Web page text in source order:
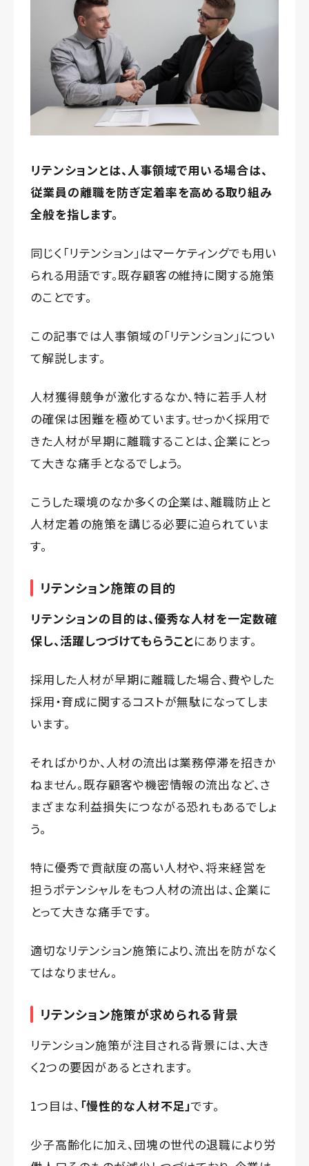
リテンションとは、人事領域で用いる場合は、
従業員の離職を防ぎ定着率を高める取り組み
全般を指します。
同じく「リテンション」はマーケティングでも用い
られる用語です。既存顧客の維持に関する施策
のことです。
この記事では人事領域の「リテンション」につい
て解説します。
人材獲得競争が激化するなか、特に若手人材
の確保は困難を極めています。せっかく採用で
きた人材が早期に離職することは、企業にとっ
て大きな痛手となるでしょう。
こうした環境のなか多くの企業は、離職防止と
人材定着の施策を講じる必要に迫られていま
す。
リテンション施策の目的
リテンションの目的は、優秀な人材を一定数確
保し、活躍しつづけてもらうことにあります。
採用した人材が早期に離職した場合、費やした
採用・育成に関するコストが無駄になってしま
います。
そればかりか、人材の流出は業務停滞を招きか
ねません。既存顧客や機密情報の流出など、さ
まざまな利益損失につながる恐れもあるでしょ
う。
特に優秀で貢献度の高い人材や、将来経営を
担うポテンシャルをもつ人材の流出は、企業に
とって大きな痛手です。
適切なリテンション施策により、流出を防がなく
てはなりません。
リテンション施策が求められる背景
リテンション施策が注目される背景には、大き
く2つの要因があるとされます。
1つ目は、 「慢性的な人材不足」です。
少子高齢化に加え、団塊の世代の退職により労